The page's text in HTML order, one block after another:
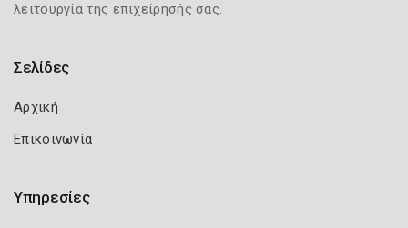
λειτουργία της επιχείρησής σας.
Σελίδες
Αρχική
Επικοινωνία
Υπηρεσίες